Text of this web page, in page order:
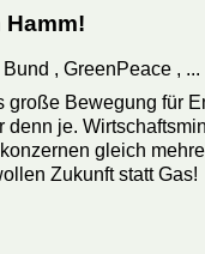
, GreenPeace , ...
große Bewegung für
je.
gleich
Zukunft statt Gas!